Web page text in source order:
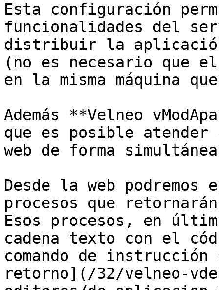
Esta configuración
funcionalidades del
distribuir la aplicación
(no es necesario que
en la misma máquina
Además **Velneo
que es posible
web de forma
Desde la web
procesos que
Esos procesos, en
cadena texto con el
comando de
retorno](/32/velneo-